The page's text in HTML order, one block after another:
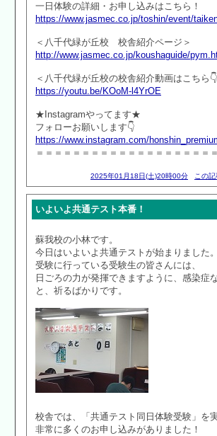
一日体験の詳細・お申し込みはこちら！
https://www.jasmec.co.jp/toshin/event/
＜八千代緑が丘校 校舎紹介ページ＞
http://www.jasmec.co.jp/koushaguide/
＜八千代緑が丘校の校舎紹介動画はこちら👇
https://youtu.be/KOoM-l4YrOE
★Instagramやってます★
フォローお願いします👇
https://www.instagram.com/
＝＝＝＝＝＝＝＝＝＝＝＝＝＝＝＝＝＝＝
2025年01月18日(土)20時00分 この記
いよいよ共通テスト本番！
蘇我校の小林です。
今日はいよいよ共通テストが始まりました。
受験に行っている受験生の皆さんには、
日ごろの力が発揮できますように、感染症
と、祈るばかりです。
校舎では、「共通テスト同日体験受験」を
非常に多くのお申し込みがありました！